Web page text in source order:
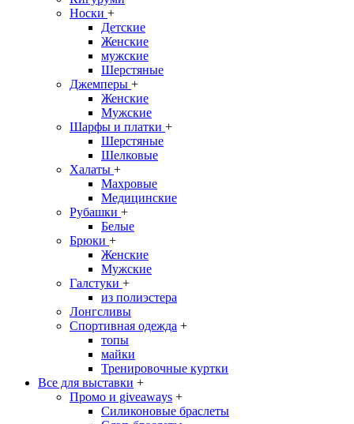
Носки +
Детские
Женские
мужские
Шерстяные
Джемперы +
Женские
Мужские
Шарфы и платки +
Шерстяные
Шелковые
Халаты +
Махровые
Медицинские
Рубашки +
Белые
Брюки +
Женские
Мужские
Галстуки +
из полиэстера
Лонгсливы
Спортивная одежда +
топы
майки
Тренировочные куртки
Все для выставки +
Промо и giveaways +
Силиконовые браслеты